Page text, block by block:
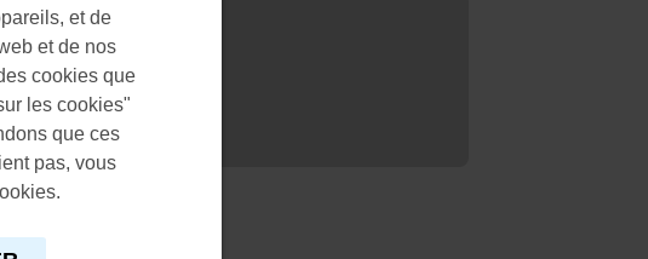
et de
et de nos
cookies que
les cookies"
que ces
pas, vous